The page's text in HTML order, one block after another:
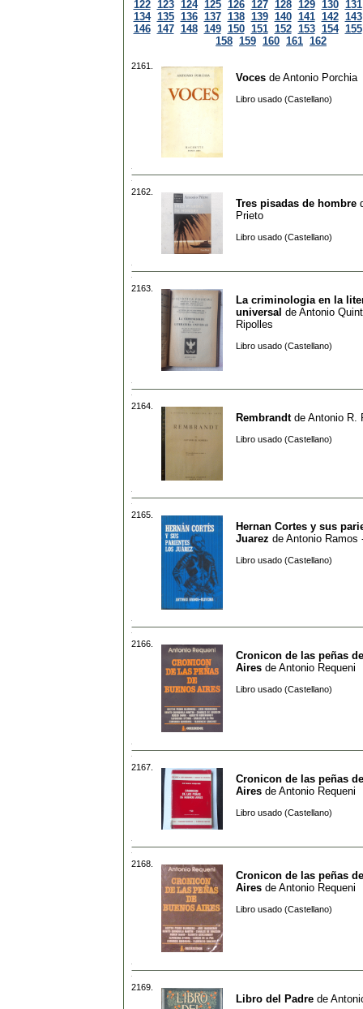
122 123 124 125 126 127 128 129 130 131
134 135 136 137 138 139 140 141 142 143
146 147 148 149 150 151 152 153 154 155
158 159 160 161 162
2161.
Voces de Antonio Porchia
Libro usado (Castellano)
2162.
Tres pisadas de hombre
Prieto
Libro usado (Castellano)
2163.
La criminologia en la
universal de Antonio
Ripolles
Libro usado (Castellano)
2164.
Rembrandtde Antonio R.
Libro usado (Castellano)
2165.
Hernan Cortes y sus
Juarez de Antonio Ramos
Libro usado (Castellano)
2166.
Cronicon de las peñas
Aires de Antonio Requeni
Libro usado (Castellano)
2167.
Cronicon de las peñas
Aires de Antonio Requeni
Libro usado (Castellano)
2168.
Cronicon de las peñas
Aires de Antonio Requeni
Libro usado (Castellano)
2169.
Libro del Padre de